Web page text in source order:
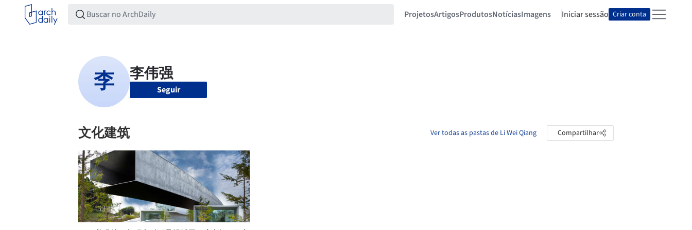
ProjetosArtigosProdutosNotíciasImagens Iniciar sessão Criar conta
Seguir
文化建筑 Ver todas as pastas de Li Wei Qiang Compartilhar